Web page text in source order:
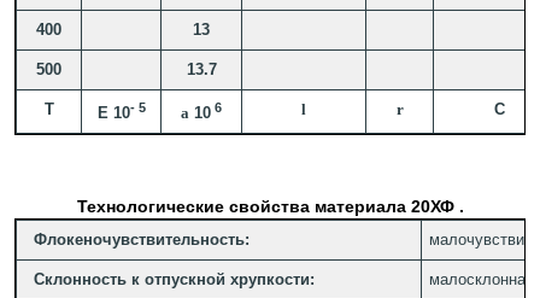
400 13
500 13.7
T E 10- 5 a 10 6 l r C
Технологические свойства материала 20ХФ .
Флокеночувствительность:
Склонность к отпускной хрупкости: малосклонна.